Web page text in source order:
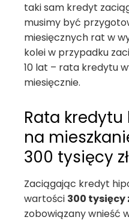
taki sam kredyt
musimy być
miesięcznych rat w
kolei w przypadku
10 lat – rata kredytu
miesięcznie.
Rata
na
300 tysięcy
Zaciągając kredyt
wartości 300 tysięcy
zobowiązany wnieść